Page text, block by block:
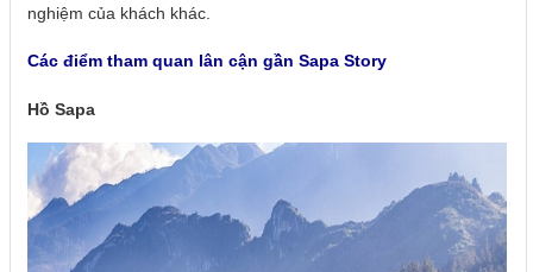
nghiệm của khách khác.
Các điểm tham quan lân cận gần Sapa Story
Hồ Sapa